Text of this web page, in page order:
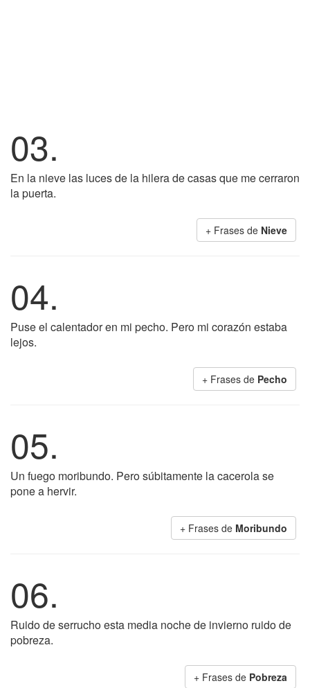
03.
En la nieve las luces de la hilera de casas que me cerraron
la puerta.
+ Frases de Nieve
04.
Puse el calentador en mi pecho. Pero mi corazón estaba
lejos.
+ Frases de Pecho
05.
Un fuego moribundo. Pero súbitamente la cacerola se
pone a hervir.
+ Frases de Moribundo
06.
Ruido de serrucho esta media noche de invierno ruido de
pobreza.
+ Frases de Pobreza